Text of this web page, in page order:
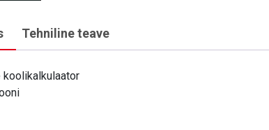
Tehniline teave
koolikalkulaator